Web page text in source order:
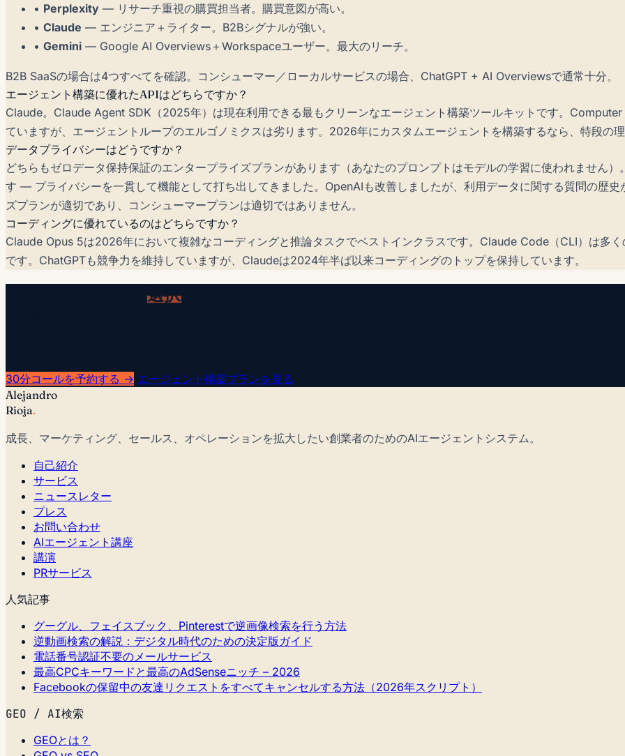
• Perplexity — リサーチ重視の購買担当者。購買意図が高い。
• Claude — エンジニア＋ライター。B2Bシグナルが強い。
• Gemini — Google AI Overviews＋Workspaceユーザー。最大のリーチ。
B2B SaaSの場合は4つすべてを確認。コンシューマー／ローカルサービスの場合、ChatGPT + AI Overviewsで通常十分。
エージェント構築に優れたAPIはどちらですか？
Claude。Claude Agent SDK（2025年）は現在利用できる最もクリーンなエージェント構築ツールキットです。
ていますが、エージェントループのエルゴノミクスは劣ります。2026年にカスタムエージェントを構築するなら、特段の
データプライバシーはどうですか？
どちらもゼロデータ保持保証のエンタープライズプランがあります（あなたのプロンプトはモデルの学習に使われません
す — プライバシーを一貫して機能として打ち出してきました。OpenAIも改善しましたが、利用データに関する質問の歴
ズプランが適切であり、コンシューマープランは適切ではありません。
コーディングに優れているのはどちらですか？
Claude Opus 5は2026年において複雑なコーディングと推論タスクでベストインクラスです。Claude Code（CLI）は多
です。ChatGPTも競争力を維持していますが、Claudeは2024年半ば以来コーディングのトップを保持しています。
選択
30分コールを予約する → エージェント構築プランを見る
Alejandro
Rioja.
成長、マーケティング、セールス、オペレーションを拡大したい創業者のためのAIエージェントシステム。
自己紹介
サービス
ニュースレター
プレス
お問い合わせ
AIエージェント講座
講演
PRサービス
人気記事
グーグル、フェイスブック、Pinterestで逆画像検索を行う方法
逆動画検索の解説：デジタル時代のための決定版ガイド
電話番号認証不要のメールサービス
最高CPCキーワードと最高のAdSenseニッチ – 2026
Facebookの保留中の友達リクエストをすべてキャンセルする方法（2026年スクリプト）
GEO / AI検索
GEOとは？